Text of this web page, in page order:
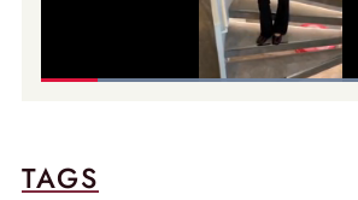
TAGS